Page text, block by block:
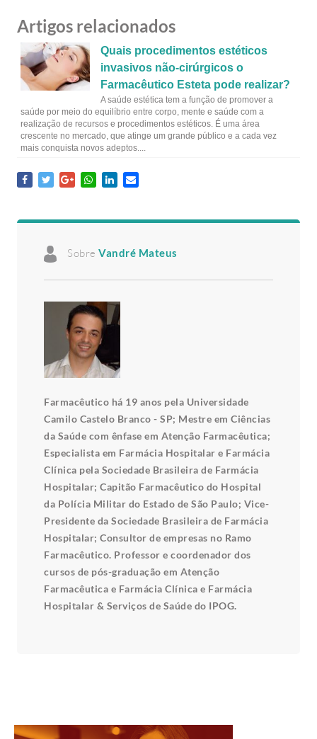
Artigos relacionados
Quais procedimentos estéticos
invasivos não-cirúrgicos o
Farmacêutico Esteta pode realizar?
A saúde estética tem a função de promover a
saúde por meio do equilíbrio entre corpo, mente e saúde com a
realização de recursos e procedimentos estéticos. É uma área
crescente no mercado, que atinge um grande público e a cada vez
mais conquista novos adeptos....
Sobre Vandré Mateus
Farmacêutico há 19 anos pela Universidade
Camilo Castelo Branco - SP; Mestre em Ciências
da Saúde com ênfase em Atenção Farmacêutica;
Especialista em Farmácia Hospitalar e Farmácia
Clínica pela Sociedade Brasileira de Farmácia
Hospitalar; Capitão Farmacêutico do Hospital
da Polícia Militar do Estado de São Paulo; Vice-
Presidente da Sociedade Brasileira de Farmácia
Hospitalar; Consultor de empresas no Ramo
Farmacêutico. Professor e coordenador dos
cursos de pós-graduação em Atenção
Farmacêutica e Farmácia Clínica e Farmácia
Hospitalar & Serviços de Saúde do IPOG.